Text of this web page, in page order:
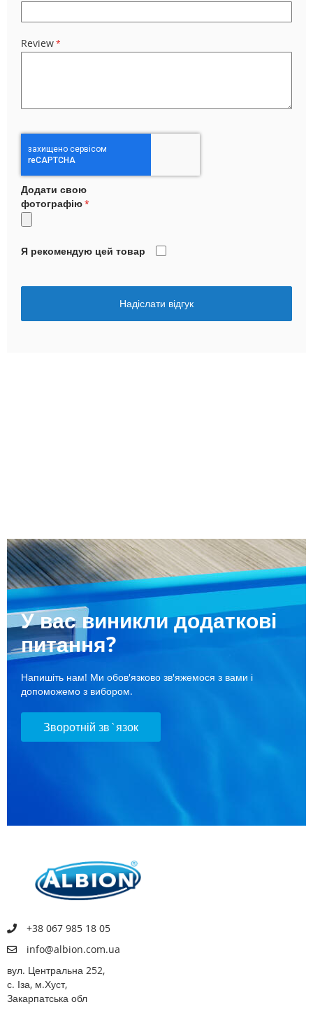
Review
Додати свою
фотографію
Я рекомендую цей товар
Надіслати відгук
У вас виникли додаткові
питання?
Напишіть нам! Ми обов'язково зв'яжемося з вами і
допоможемо з вибором.
Зворотній зв`язок
+38 067 985 18 05
info@albion.com.ua
вул. Центральна 252,
с. Іза, м.Хуст,
Закарпатська обл